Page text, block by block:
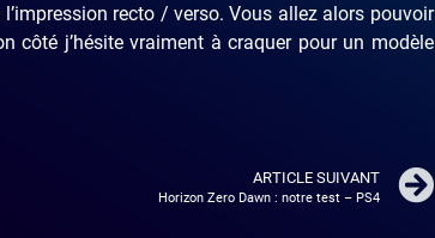
recto / verso. Vous allez alors pouvoir
côté j’hésite vraiment à craquer pour un modèle
ARTICLE SUIVANT
Horizon Zero Dawn : notre test – PS4